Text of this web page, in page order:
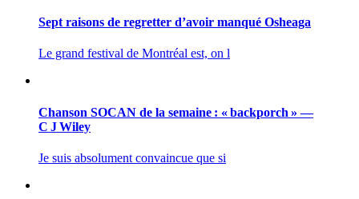
Sept raisons de regretter d’avoir manqué Osheaga
Le grand festival de Montréal est, on l
Chanson SOCAN de la semaine : « backporch » —
C J Wiley
Je suis absolument convaincue que si